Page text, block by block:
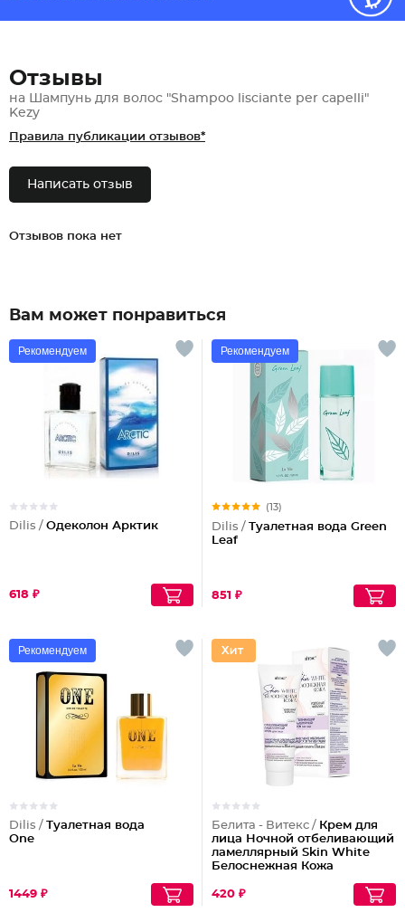
Отзывы
на Шампунь для волос "Shampoo lisciante per capelli"
Kezy
Правила публикации отзывов*
Написать отзыв
Отзывов пока нет
Вам может понравиться
Рекомендуем
Dilis / Одеколон Арктик
618 ₽
Рекомендуем
(13)
Dilis / Туалетная вода Green
Leaf
851 ₽
Рекомендуем
Dilis / Туалетная вода
One
1449 ₽
Белита - Витекс / Крем для
лица Ночной отбеливающий
ламеллярный Skin White
Белоснежная Кожа
420 ₽